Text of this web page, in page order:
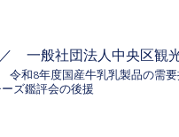
一般社団法人中央区観
和8年度国産牛乳乳製品の需
ズ鑑評会の後援